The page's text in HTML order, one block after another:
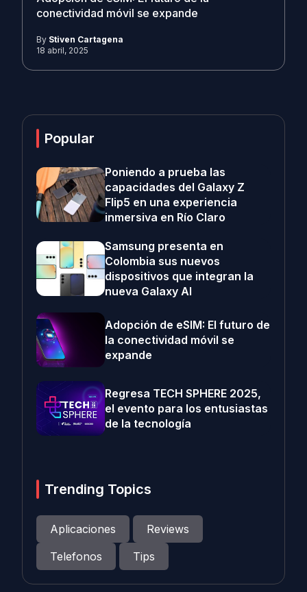
conectividad móvil se expande
By Stiven Cartagena
18 abril, 2025
Popular
Poniendo a prueba las
capacidades del Galaxy Z
Flip5 en una experiencia
inmersiva en Río Claro
Samsung presenta en
Colombia sus nuevos
dispositivos que integran la
nueva Galaxy AI
Adopción de eSIM: El futuro de
la conectividad móvil se
expande
Regresa TECH SPHERE 2025,
el evento para los entusiastas
de la tecnología
Trending Topics
Aplicaciones
Reviews
Telefonos
Tips